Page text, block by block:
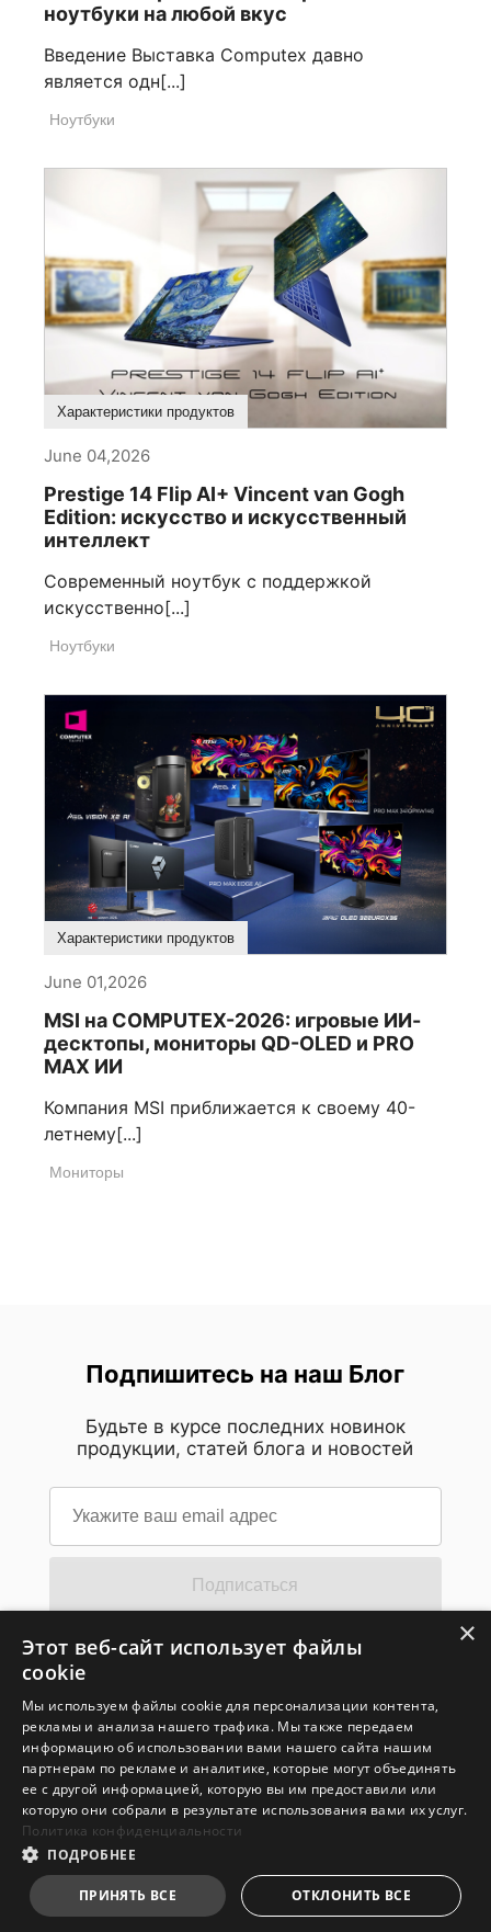
ноутбуки на любой вкус
Введение Выставка Computex давно
является одн[...]
Ноутбуки
Характеристики продуктов
June 04,2026
Prestige 14 Flip AI+ Vincent van Gogh
Edition: искусство и искусственный
интеллект
Современный ноутбук с поддержкой
искусственно[...]
Ноутбуки
Характеристики продуктов
June 01,2026
MSI на COMPUTEX-2026: игровые ИИ-
десктопы, мониторы QD-OLED и PRO
MAX ИИ
Компания MSI приближается к своему 40-
летнему[...]
Мониторы
Подпишитесь на наш Блог
Будьте в курсе последних новинок
продукции, статей блога и новостей
Подписаться
Подпишитесь на новостную рассылку
MSI
Поставьте галочку, если хотите получать наши
последние новости и обновления. Нажимая здесь, вы
даете согласие на обработку ваших персональных
данных компанией Micro-Star International Co., LTD для
отправки вам информации о продуктах, услугах и
предстоящих мероприятиях. Обратите внимание, что вы
можете отказаться от подписки на рассылку новостей
MSIздесь в любое время.
Более подробная информация о нашей деятельности по
обработке данных доступна на странице
конфиденциальности MSI
×
Этот веб-сайт использует файлы
cookie
Мы используем файлы cookie для персонализации контента,
рекламы и анализа нашего трафика. Мы также передаем
информацию об использовании вами нашего сайта нашим
партнерам по рекламе и аналитике, которые могут объединять
ее с другой информацией, которую вы им предоставили или
которую они собрали в результате использования вами их услуг.
Политика конфиденциальности
ПОДРОБНЕЕ
ПРИНЯТЬ ВСЕ ОТКЛОНИТЬ ВСЕ